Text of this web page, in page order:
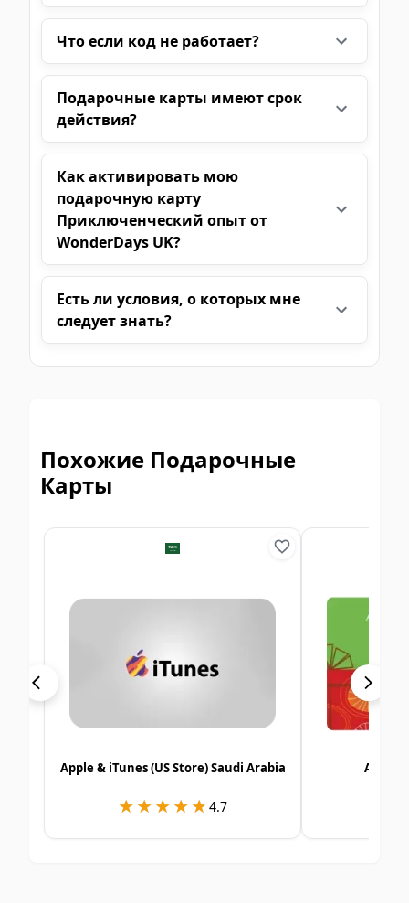
Что если код не работает?
Подарочные карты имеют срок
действия?
Как активировать мою
подарочную карту
Приключенческий опыт от
WonderDays UK?
Есть ли условия, о которых мне
следует знать?
Похожие Подарочные
Карты
Apple & iTunes (US Store) Saudi Arabia
★★★★★
★★★★★ 4.7